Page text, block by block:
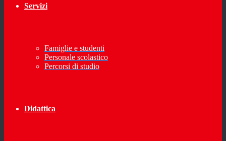
Servizi
Famiglie e studenti
Personale scolastico
Percorsi di studio
Didattica